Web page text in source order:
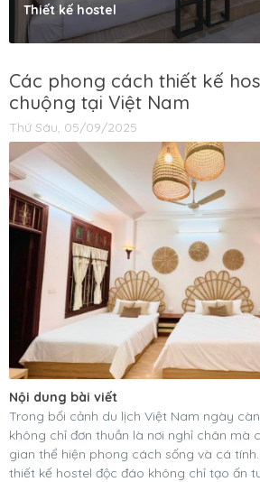
Thiết kế hostel
Các phong cách thiết kế
chuộng tại Việt Nam
Thứ Sáu, 05/09/2025
Nội dung bài viết
Trong bối cảnh du lịch Việt Nam ngày
không chỉ đơn thuần là nơi nghỉ chân mà
gian thể hiện phong cách sống và cá
thiết kế hostel độc đáo không chỉ tạo ấn